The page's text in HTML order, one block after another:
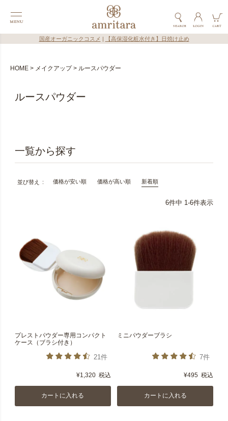
国産オーガニックコスメ 【高保湿化粧水付き】日焼け止め
HOME メイクアップ ルースパウダー
ルースパウダー
並び替え 価格が安い順 価格が高い順 新着順
6件中 1-6件表示
プレストパウダー専用コンパクト
ケース（ブラシ付き）
21件
¥1,320 税込
カートに入れる
ミニパウダーブラシ
7件
¥495 税込
カートに入れる